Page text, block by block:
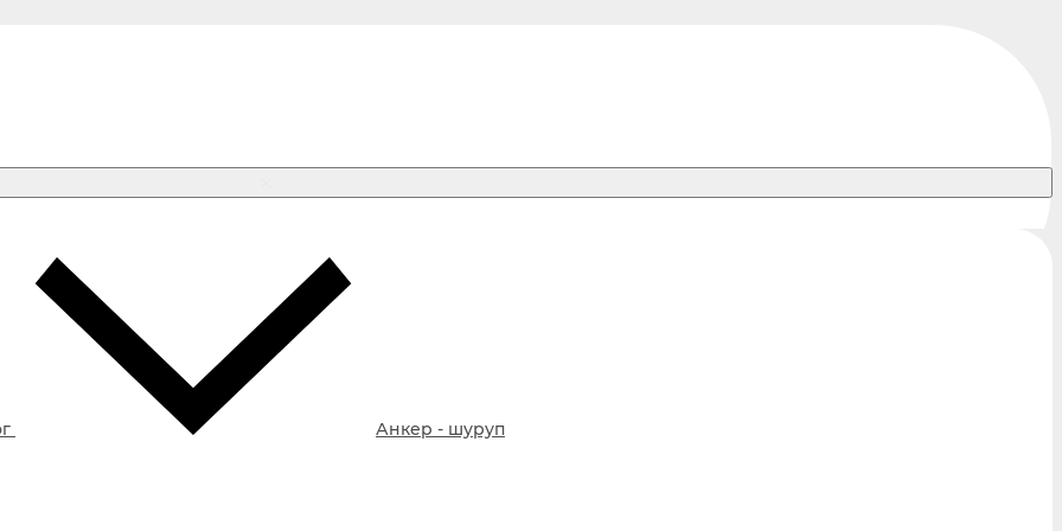
Анкер - шуруп